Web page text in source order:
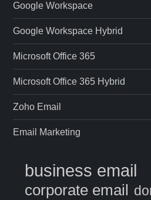
Google Workspace
Google Workspace Hybrid
Microsoft Office 365
Microsoft Office 365 Hybrid
Zoho Email
Email Marketing
business email
corporate email